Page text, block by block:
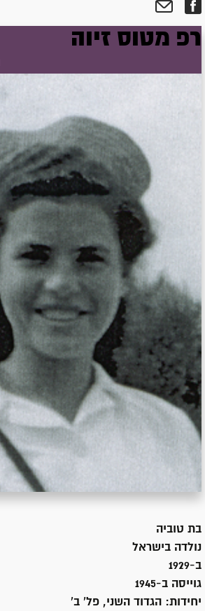
רפ מטוס זיוה
בת טוביה
נולדה בישראל
ב-1929
גוייסה ב-1945
יחידות: הגדוד השני, פל' ב'